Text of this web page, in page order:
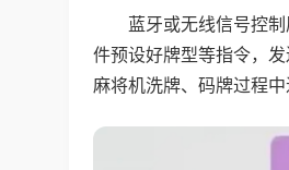
蓝牙或无线信号控
件预设好牌型等指令，
麻将机洗牌、码牌过程中